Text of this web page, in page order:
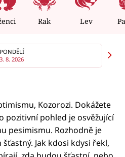
Vary
Rak Lev
PONDĚLÍ
3. 8. 2026
Kozorozi. Dokážete
pozitivní pohled je osvěžující
pesimismu. Rozhodně je
Jak kdosi kdysi řekl,